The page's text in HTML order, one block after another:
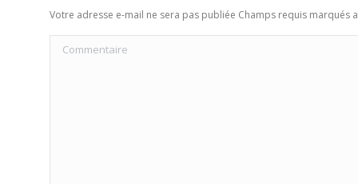
Votre adresse e-mail ne sera pas publiée Champs requis marqués
Commentaire